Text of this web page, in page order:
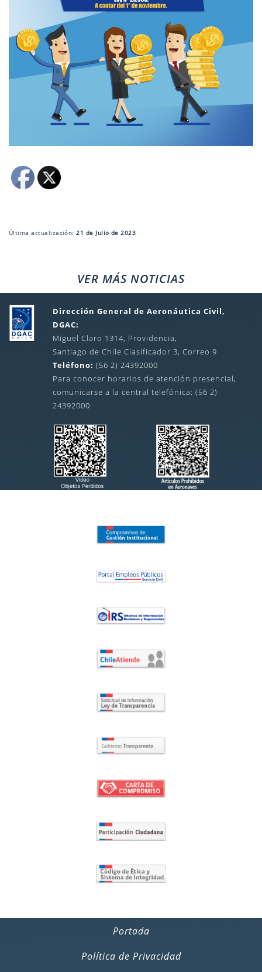
Última actualización:21 de Julio de 2023
VER MÁS NOTICIAS
Dirección General de Aeronáutica Civil,
DGAC:
Miguel Claro 1314, Providencia,
Santiago de Chile Clasificador 3, Correo 9
Teléfono: (56 2) 24392000
Para conocer horarios de atención presencial,
comunicarse a la central telefónica: (56 2)
24392000.
Portada
Política de Privacidad